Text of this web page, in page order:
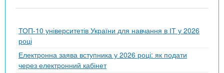
ТОП-10 університетів України для навчання в ІТ у 2026
році
Електронна заява вступника у 2026 році: як подати
через електронний кабінет